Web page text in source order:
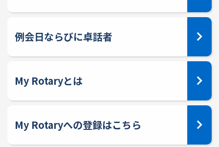
例会日ならびに卓話者
My Rotaryとは
My Rotaryへの登録はこちら